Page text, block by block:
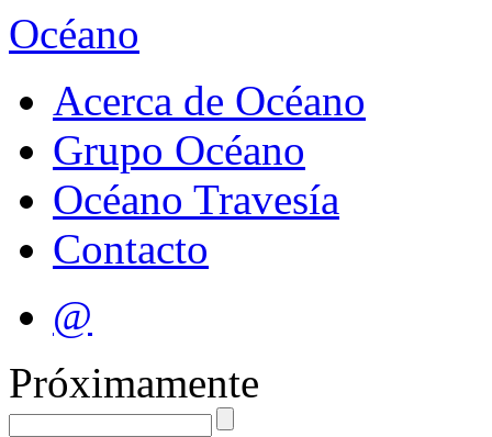
Océano
Acerca de Océano
Grupo Océano
Océano Travesía
Contacto
@
Próximamente